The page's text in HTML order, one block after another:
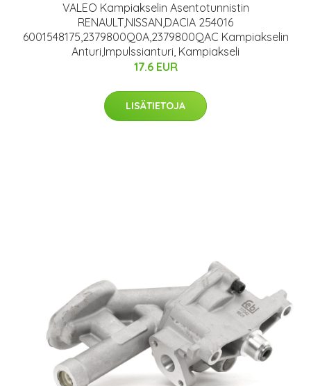
VALEO Kampiakselin Asentotunnistin
RENAULT,NISSAN,DACIA 254016
6001548175,2379800Q0A,2379800QAC Kampiakselin
Anturi,Impulssianturi, Kampiakseli
17.6 EUR
LISÄTIETOJA